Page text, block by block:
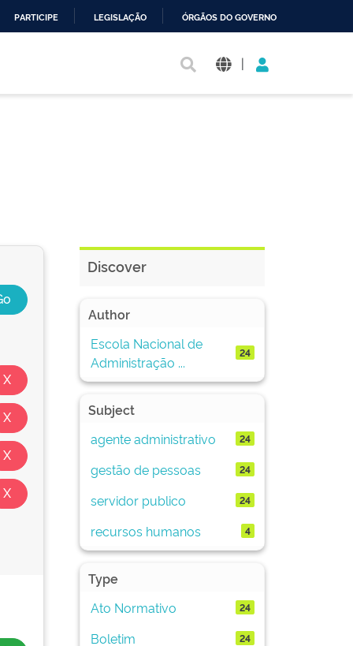
PARTICIPE LEGISLAÇÃO ÓRGÃOS DO GOVERNO
|
Discover
Author
Escola Nacional de
Administração ...
24
Subject
agente administrativo
24
gestão de pessoas 24
servidor publico 24
recursos humanos 4
Type
Ato Normativo
24
Boletim 24